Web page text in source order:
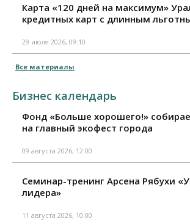
Карта «120 дней на максимум»
кредитных карт с длинным
29 июля 2026, 09:10
Все материалы
Бизнес календарь
Фонд «Больше хорошего!»
на главный экофест города
09 августа 2026, 12:00
Семинар-тренинг Арсена Рябухи
лидера»
11 августа 2026, 10:00